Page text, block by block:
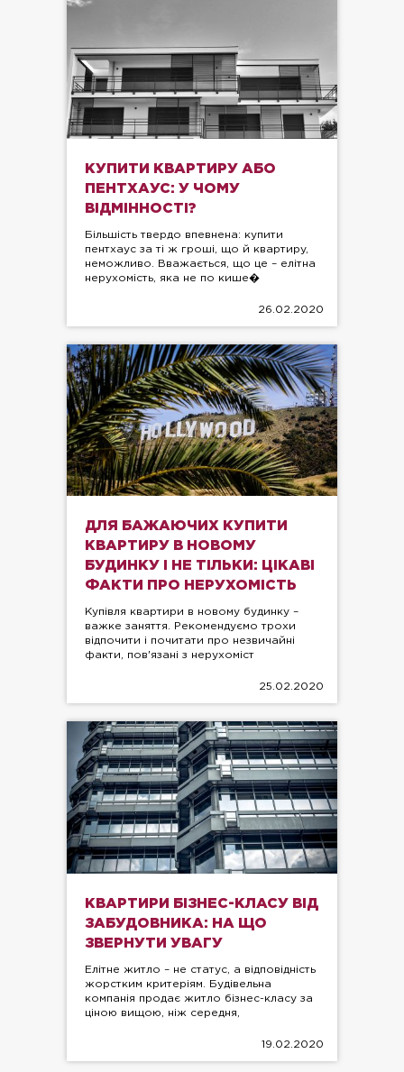
КУПИТИ КВАРТИРУ АБО
ПЕНТХАУС: У ЧОМУ
ВІДМІННОСТІ?
Більшість твердо впевнена: купити
пентхаус за ті ж гроші, що й квартиру,
неможливо. Вважається, що це – елітна
нерухомість, яка не по кише�
26.02.2020
ДЛЯ БАЖАЮЧИХ КУПИТИ
КВАРТИРУ В НОВОМУ
БУДИНКУ І НЕ ТІЛЬКИ: ЦІКАВІ
ФАКТИ ПРО НЕРУХОМІСТЬ
Купівля квартири в новому будинку –
важке заняття. Рекомендуємо трохи
відпочити і почитати про незвичайні
факти, пов'язані з нерухоміст
25.02.2020
КВАРТИРИ БІЗНЕС-КЛАСУ ВІД
ЗАБУДОВНИКА: НА ЩО
ЗВЕРНУТИ УВАГУ
Елітне житло – не статус, а відповідність
жорстким критеріям. Будівельна
компанія продає житло бізнес-класу за
ціною вищою, ніж середня,
19.02.2020